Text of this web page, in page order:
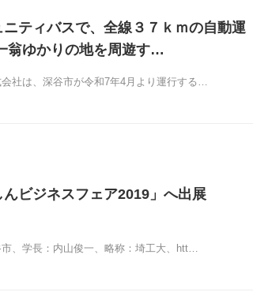
ティバスで、全線３７ｋｍの自動運
ゆかりの地を周遊す…
社は、深谷市が令和7年4月より運行する…
ビジネスフェア2019」へ出展
、学長：内山俊一、略称：埼工大、htt…